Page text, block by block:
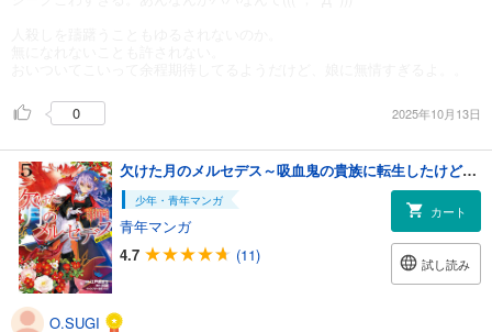
0 2025年10月13日
欠けた月のメルセデス～吸血鬼の貴族に転生したけど捨てられそうなのでダンジョンを制覇する～@COMIC 第5巻【電子書籍限定描き下ろしマンガ付き】
少年・青年マンガ
青年マンガ
4.7
(11)
カート
試し読み
O.SUGI